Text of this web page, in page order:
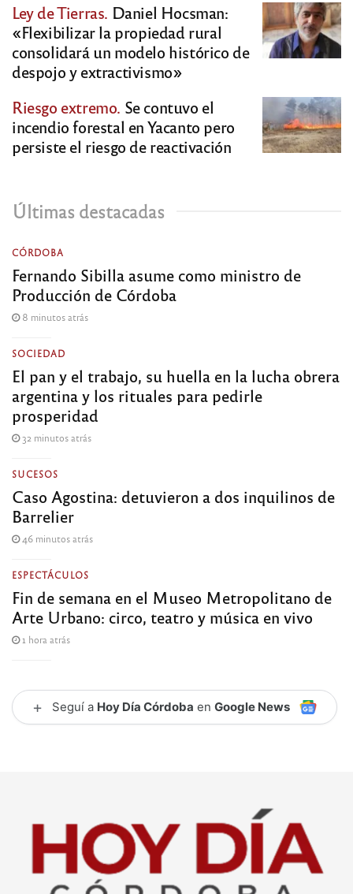
Ley de Tierras. Daniel Hocsman:
«Flexibilizar la propiedad rural
consolidará un modelo histórico de
despojo y extractivismo»
Riesgo extremo. Se contuvo el
incendio forestal en Yacanto pero
persiste el riesgo de reactivación
Últimas destacadas
CÓRDOBA
Fernando Sibilla asume como ministro de
Producción de Córdoba
8 minutos atrás
SOCIEDAD
El pan y el trabajo, su huella en la lucha obrera
argentina y los rituales para pedirle
prosperidad
32 minutos atrás
SUCESOS
Caso Agostina: detuvieron a dos inquilinos de
Barrelier
46 minutos atrás
ESPECTÁCULOS
Fin de semana en el Museo Metropolitano de
Arte Urbano: circo, teatro y música en vivo
1 hora atrás
+ Seguí a Hoy Día Córdoba en Google News